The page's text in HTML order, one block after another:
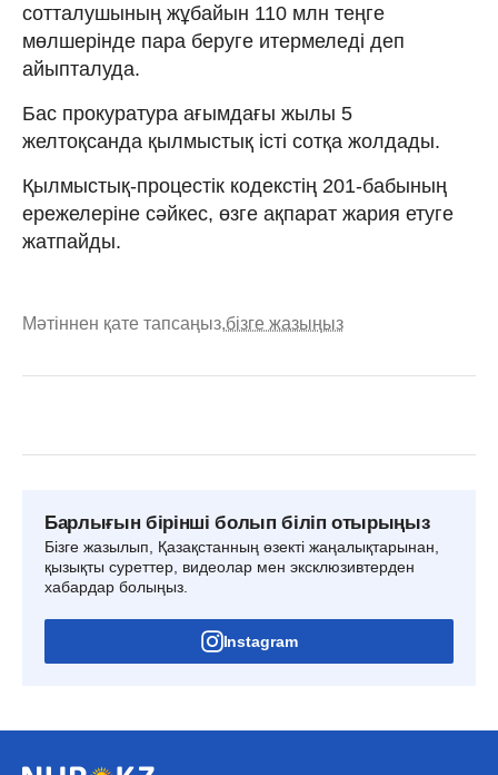
сотталушының жұбайын 110 млн теңге
мөлшерінде пара беруге итермеледі деп
айыпталуда.
Бас прокуратура ағымдағы жылы 5
желтоқсанда қылмыстық істі сотқа жолдады.
Қылмыстық-процестік кодекстің 201-бабының
ережелеріне сәйкес, өзге ақпарат жария етуге
жатпайды.
Мәтіннен қате тапсаңыз,бізге жазыңыз
Барлығын бірінші болып біліп отырыңыз
Бізге жазылып, Қазақстанның өзекті жаңалықтарынан,
қызықты суреттер, видеолар мен эксклюзивтерден
хабардар болыңыз.
Instagram